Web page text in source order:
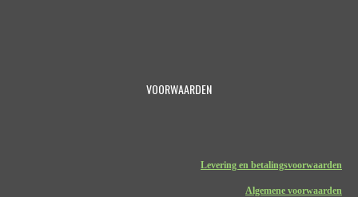
VOORWAARDEN
Levering en betalingsvoorwaarden
Algemene voorwaarden